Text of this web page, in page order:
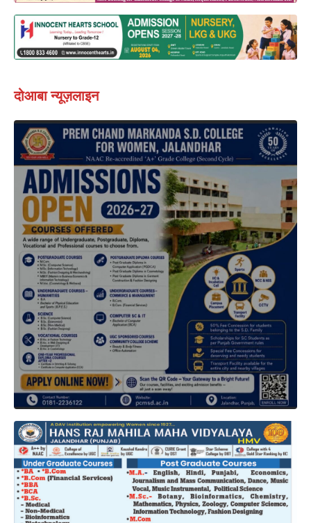
दोआबा न्यूज़लाइन